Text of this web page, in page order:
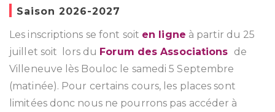
Saison 2026-2027
Les inscriptions se font soit en ligne à partir du 25
juillet soit lors du Forum des Associations de
Villeneuve lès Bouloc le samedi 5Septembre
(matinée). Pour certains cours, les places sont
limitées donc nous ne pourrons pas accéder à